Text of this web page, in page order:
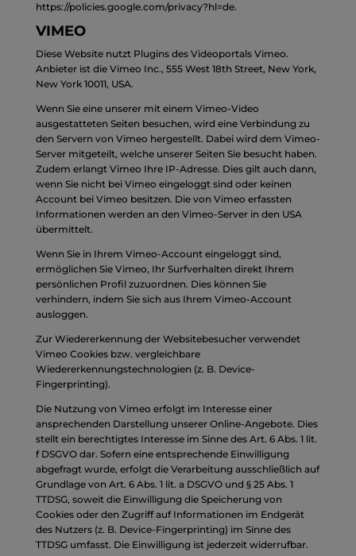
https://policies.google.com/privacy?hl=de.
VIMEO
Diese Website nutzt Plugins des Videoportals Vimeo.
Anbieter ist die Vimeo Inc., 555 West 18th Street, New York,
New York 10011, USA.
Wenn Sie eine unserer mit einem Vimeo-Video
ausgestatteten Seiten besuchen, wird eine Verbindung zu
den Servern von Vimeo hergestellt. Dabei wird dem Vimeo-
Server mitgeteilt, welche unserer Seiten Sie besucht haben.
Zudem erlangt Vimeo Ihre IP-Adresse. Dies gilt auch dann,
wenn Sie nicht bei Vimeo eingeloggt sind oder keinen
Account bei Vimeo besitzen. Die von Vimeo erfassten
Informationen werden an den Vimeo-Server in den USA
übermittelt.
Wenn Sie in Ihrem Vimeo-Account eingeloggt sind,
ermöglichen Sie Vimeo, Ihr Surfverhalten direkt Ihrem
persönlichen Profil zuzuordnen. Dies können Sie
verhindern, indem Sie sich aus Ihrem Vimeo-Account
ausloggen.
Zur Wiedererkennung der Websitebesucher verwendet
Vimeo Cookies bzw. vergleichbare
Wiedererkennungstechnologien (z. B. Device-
Fingerprinting).
Die Nutzung von Vimeo erfolgt im Interesse einer
ansprechenden Darstellung unserer Online-Angebote. Dies
stellt ein berechtigtes Interesse im Sinne des Art. 6 Abs. 1 lit.
f DSGVO dar. Sofern eine entsprechende Einwilligung
abgefragt wurde, erfolgt die Verarbeitung ausschließlich auf
Grundlage von Art. 6 Abs. 1 lit. a DSGVO und § 25 Abs. 1
TTDSG, soweit die Einwilligung die Speicherung von
Cookies oder den Zugriff auf Informationen im Endgerät
des Nutzers (z. B. Device-Fingerprinting) im Sinne des
TTDSG umfasst. Die Einwilligung ist jederzeit widerrufbar.